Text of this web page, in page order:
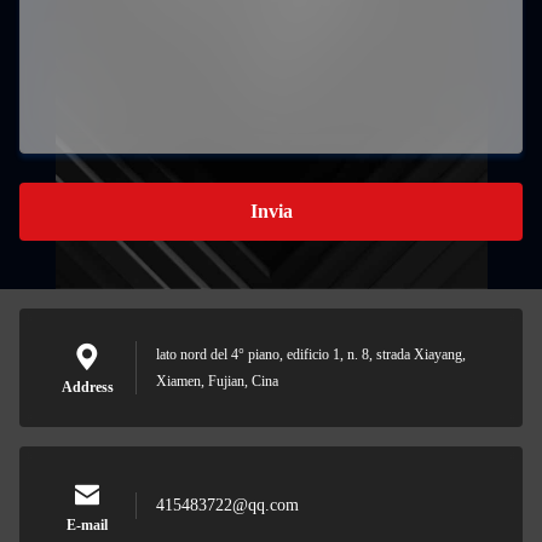
Invia
Address
lato nord del 4° piano, edificio 1, n. 8, strada Xiayang,
Xiamen, Fujian, Cina
E-mail
415483722@qq.com